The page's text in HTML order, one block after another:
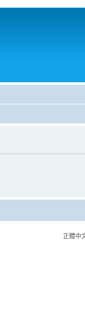
正體中